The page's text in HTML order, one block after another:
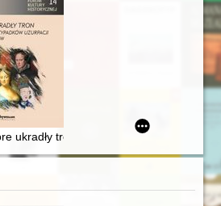
riflemenmiasta (przykład
ukradły tron : studium czterech